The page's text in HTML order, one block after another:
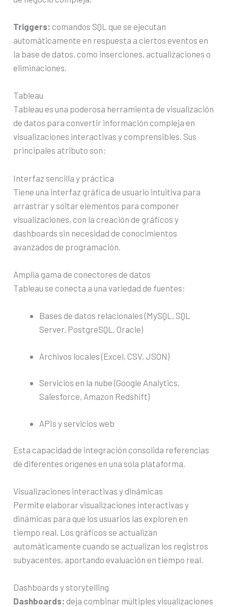
Triggers: comandos SQL que se ejecutan
automáticamente en respuesta a ciertos eventos en
la base de datos, como inserciones, actualizaciones o
eliminaciones.
Tableau
Tableau es una poderosa herramienta de visualización
de datos para convertir información compleja en
visualizaciones interactivas y comprensibles. Sus
principales atributo son:
Interfaz sencilla y práctica
Tiene una interfaz gráfica de usuario intuitiva para
arrastrar y soltar elementos para componer
visualizaciones, con la creación de gráficos y
dashboards sin necesidad de conocimientos
avanzados de programación.
Amplia gama de conectores de datos
Tableau se conecta a una variedad de fuentes:
Bases de datos relacionales (MySQL, SQL
Server, PostgreSQL, Oracle)
Archivos locales (Excel, CSV, JSON)
Servicios en la nube (Google Analytics,
Salesforce, Amazon Redshift)
APIs y servicios web
Esta capacidad de integración consolida referencias
de diferentes orígenes en una sola plataforma.
Visualizaciones interactivas y dinámicas
Permite elaborar visualizaciones interactivas y
dinámicas para que los usuarios las exploren en
tiempo real. Los gráficos se actualizan
automáticamente cuando se actualizan los registros
subyacentes, aportando evaluación en tiempo real.
Dashboards y storytelling
Dashboards: deja combinar múltiples visualizaciones